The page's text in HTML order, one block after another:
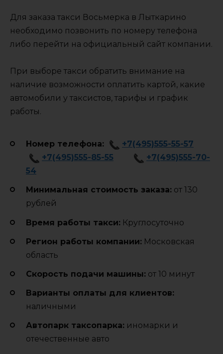
Для заказа такси Восьмерка в Лыткарино
необходимо позвонить по номеру телефона
либо перейти на официальный сайт компании.
При выборе такси обратить внимание на
наличие возможности оплатить картой, какие
автомобили у таксистов, тарифы и график
работы.
Номер телефона:
+7(495)555-55-57
+7(495)555-85-55
+7(495)555-70-
54
Минимальная стоимость заказа: от 130
рублей
Время работы такси: Круглосуточно
Регион работы компании: Московская
область
Cкорость подачи машины: от 10 минут
Варианты оплаты для клиентов:
наличными
Автопарк таксопарка: иномарки и
отечественные авто